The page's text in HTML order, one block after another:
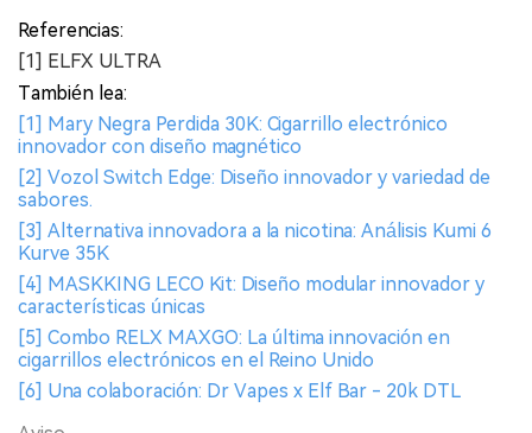
Referencias:
[1] ELFX ULTRA
También lea:
[1] Mary Negra Perdida 30K: Cigarrillo electrónico
innovador con diseño magnético
[2] Vozol Switch Edge: Diseño innovador y variedad de
sabores.
[3] Alternativa innovadora a la nicotina: Análisis Kumi 6
Kurve 35K
[4] MASKKING LECO Kit: Diseño modular innovador y
características únicas
[5] Combo RELX MAXGO: La última innovación en
cigarrillos electrónicos en el Reino Unido
[6] Una colaboración: Dr Vapes x Elf Bar - 20k DTL